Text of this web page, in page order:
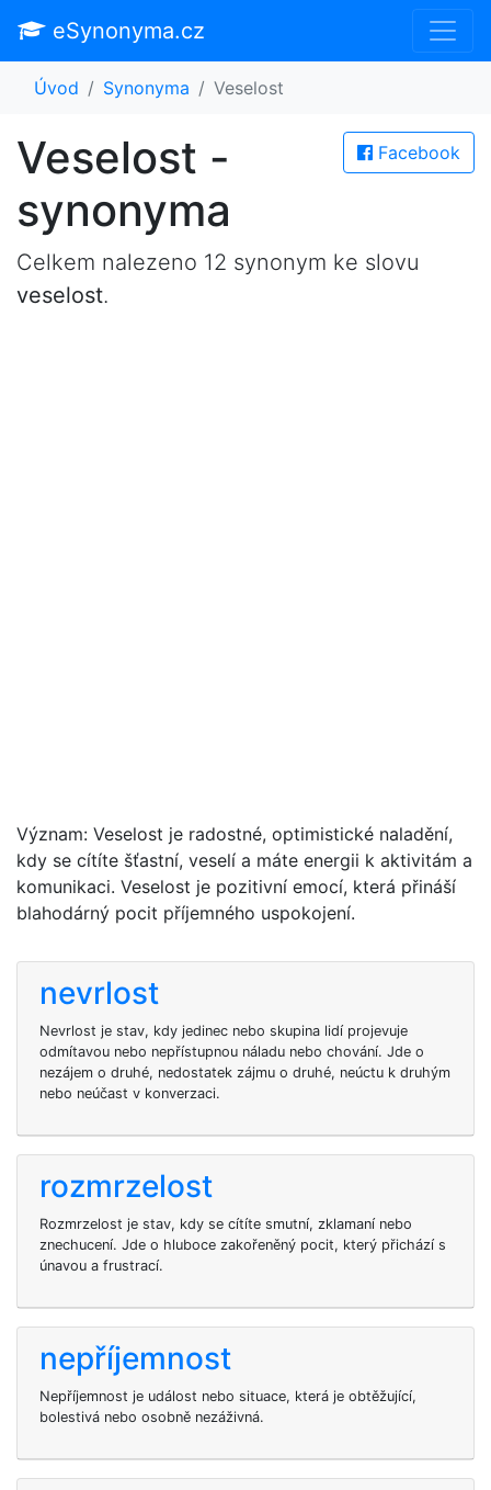
eSynonyma.cz
Úvod Synonyma Veselost
Facebook
Veselost -
synonyma
Celkem nalezeno 12 synonym ke slovu
veselost.
Význam: Veselost je radostné, optimistické naladění,
kdy se cítíte šťastní, veselí a máte energii k aktivitám a
komunikaci. Veselost je pozitivní emocí, která přináší
blahodárný pocit příjemného uspokojení.
nevrlost
Nevrlost je stav, kdy jedinec nebo skupina lidí projevuje
odmítavou nebo nepřístupnou náladu nebo chování. Jde o
nezájem o druhé, nedostatek zájmu o druhé, neúctu k druhým
nebo neúčast v konverzaci.
rozmrzelost
Rozmrzelost je stav, kdy se cítíte smutní, zklamaní nebo
znechucení. Jde o hluboce zakořeněný pocit, který přichází s
únavou a frustrací.
nepříjemnost
Nepříjemnost je událost nebo situace, která je obtěžující,
bolestivá nebo osobně nezáživná.